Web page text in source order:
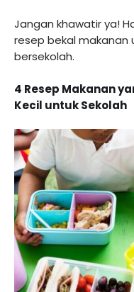
Jangan khawatir ya!
resep bekal makanan
bersekolah.
4 Resep Makanan
Kecil untuk Sekolah